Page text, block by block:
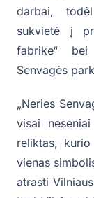
darbai,
sukvietė į
fabrike“
Senvagės
„Neries
visai
reliktas,
vienas
atrasti